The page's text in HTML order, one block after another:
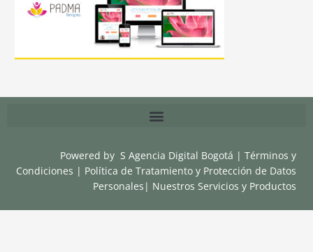
Powered by S Agencia Digital Bogotá |Términos y
Condiciones | Política de Tratamiento y Protección de Datos
Personales | Nuestros Servicios y Productos